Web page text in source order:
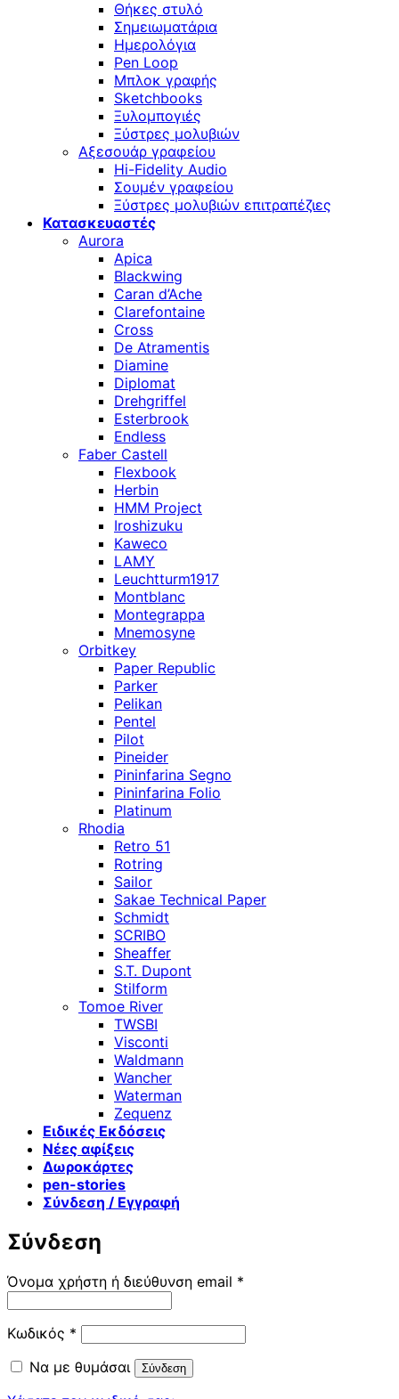
Θήκες στυλό
Σημειωματάρια
Ημερολόγια
Pen Loop
Μπλοκ γραφής
Sketchbooks
Ξυλομπογιές
Ξύστρες μολυβιών
Αξεσουάρ γραφείου
Hi-Fidelity Audio
Σουμέν γραφείου
Ξύστρες μολυβιών επιτραπέζιες
Κατασκευαστές
Aurora
Apica
Blackwing
Caran d’Ache
Clarefontaine
Cross
De Atramentis
Diamine
Diplomat
Drehgriffel
Esterbrook
Endless
Faber Castell
Flexbook
Herbin
HMM Project
Iroshizuku
Kaweco
LAMY
Leuchtturm1917
Montblanc
Montegrappa
Mnemosyne
Orbitkey
Paper Republic
Parker
Pelikan
Pentel
Pilot
Pineider
Pininfarina Segno
Pininfarina Folio
Platinum
Rhodia
Retro 51
Rotring
Sailor
Sakae Technical Paper
Schmidt
SCRIBO
Sheaffer
S.T. Dupont
Stilform
Tomoe River
TWSBI
Visconti
Waldmann
Wancher
Waterman
Zequenz
Ειδικές Εκδόσεις
Νέες αφίξεις
Δωροκάρτες
pen-stories
Σύνδεση / Εγγραφή
Σύνδεση
Όνομα χρήστη ή διεύθυνση email *
Κωδικός * Απαιτείται
Να με θυμάσαι
Σύνδεση